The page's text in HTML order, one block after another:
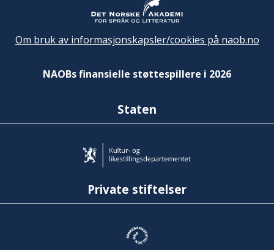
Om bruk av informasjonskapsler/cookies på naob.no
NAOBs finansielle støttespillere i 2026
Staten
Private stiftelser